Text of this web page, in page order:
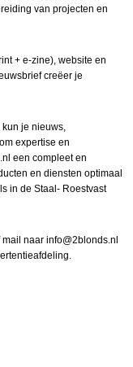
van projecten en
+ e-zine), website en
creëer je
kun je nieuws,
om expertise en
een compleet en
en diensten optimaal
in de Staal- Roestvast
mail naar info@2blonds.nl